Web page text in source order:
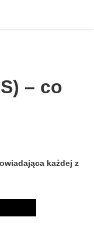
– co
każdej z